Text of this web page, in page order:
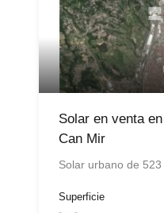
Solar en venta
Can Mir
Solar urbano de
Superficie